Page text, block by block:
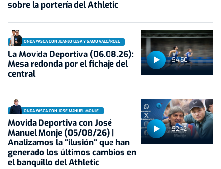
sobre la portería del Athletic
54:50
ONDA VASCA CON JUANJO LUSA Y SAMU VALCÁRCEL
La Movida Deportiva (06.08.26):
Mesa redonda por el fichaje del
central
52:42
ONDA VASCA CON JOSÉ MANUEL MONJE
Movida Deportiva con José
Manuel Monje (05/08/26) |
Analizamos la "ilusión" que han
generado los últimos cambios en
el banquillo del Athletic